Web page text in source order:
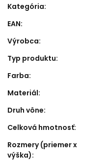
Kategória:
EAN:
Výrobca:
Typ produktu:
Farba:
Materiál:
Druh vône:
Celková hmotnosť:
Rozmery (priemer x
výška):